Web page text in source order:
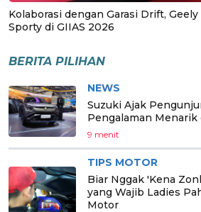
Kolaborasi dengan Garasi Drift,
Sporty di GIIAS 2026
BERITA PILIHAN
NEWS
Suzuki Ajak
Pengalaman Menarik
9 menit
TIPS MOTOR
Biar Nggak 'Kena
yang Wajib Ladies
Motor